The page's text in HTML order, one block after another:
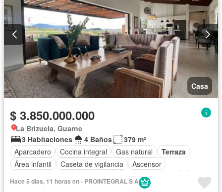
Casa
$ 3.850.000.000
La Brizuela, Guarne
3 Habitaciones
4 Baños
379 m²
Aparcadero
Cocina integral Gas natural
Terraza
Área infantil
Caseta de vigilancia
Ascensor
Cuarto de servicio
Jardín
Hace 5 días, 11 horas en - PROINTEGRAL S A